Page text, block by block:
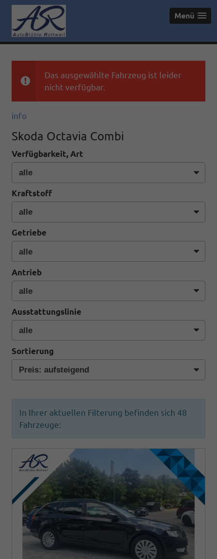
Menü
Das ausgewählte Fahrzeug ist leider
nicht verfügbar.
info
Skoda Octavia Combi
Verfügbarkeit, Art
Kraftstoff
Getriebe
Antrieb
Ausstattungslinie
Sortierung
In Ihrer aktuellen Filterung befinden sich 48
Fahrzeuge: